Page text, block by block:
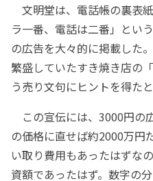
文明堂は、電話帳の裏表
ラ一番、電話は二番」とい
の広告を大々的に掲載した
繁盛していたすき焼き店の
う売り文句にヒントを得たと
この宣伝には、3000円の
の価格に直せば約2000万円
い取り費用もあったはずな
資額であったはず。数字の